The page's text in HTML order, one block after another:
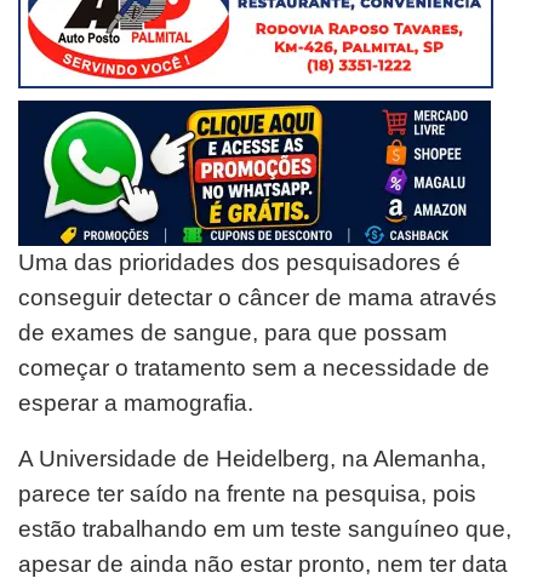
Uma das prioridades dos pesquisadores é
conseguir detectar o câncer de mama através
de exames de sangue, para que possam
começar o tratamento sem a necessidade de
esperar a mamografia.
A Universidade de Heidelberg, na Alemanha,
parece ter saído na frente na pesquisa, pois
estão trabalhando em um teste sanguíneo que,
apesar de ainda não estar pronto, nem ter data